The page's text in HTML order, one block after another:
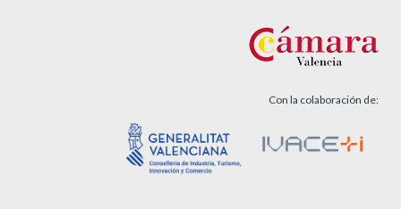
Con la colaboración de: